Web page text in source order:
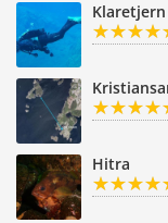
Hitra